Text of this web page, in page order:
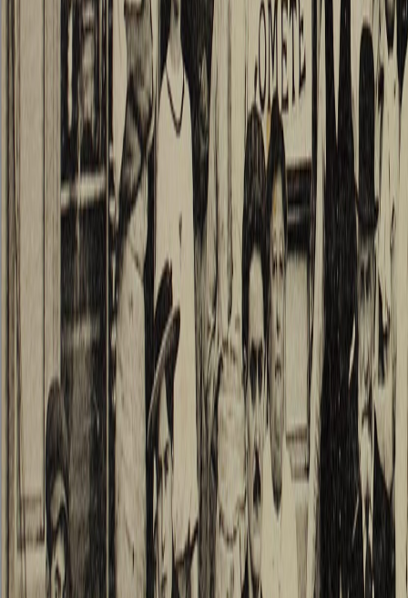
den
mir
Boden